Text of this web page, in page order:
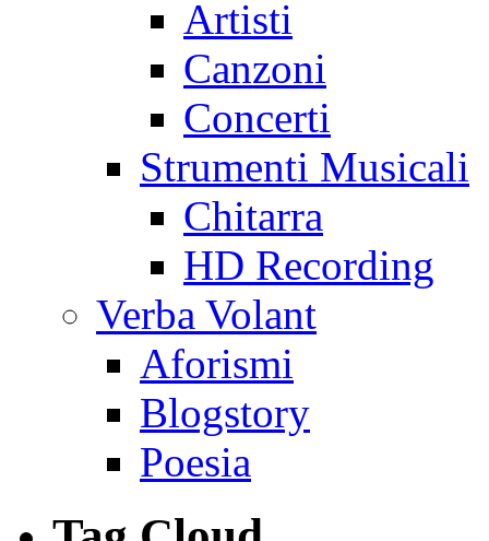
Artisti
Canzoni
Concerti
Strumenti Musicali
Chitarra
HD Recording
Verba Volant
Aforismi
Blogstory
Poesia